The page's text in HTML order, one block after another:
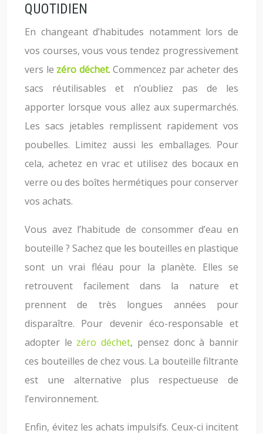
QUOTIDIEN
En changeant d’habitudes notamment lors de
vos courses, vous vous tendez progressivement
vers le zéro déchet. Commencez par acheter des
sacs réutilisables et n’oubliez pas de les
apporter lorsque vous allez aux supermarchés.
Les sacs jetables remplissent rapidement vos
poubelles. Limitez aussi les emballages. Pour
cela, achetez en vrac et utilisez des bocaux en
verre ou des boîtes hermétiques pour conserver
vos achats.
Vous avez l’habitude de consommer d’eau en
bouteille ? Sachez que les bouteilles en plastique
sont un vrai fléau pour la planète. Elles se
retrouvent facilement dans la nature et
prennent de très longues années pour
disparaître. Pour devenir éco-responsable et
adopter le zéro déchet, pensez donc à bannir
ces bouteilles de chez vous. La bouteille filtrante
est une alternative plus respectueuse de
l’environnement.
Enfin, évitez les achats impulsifs. Ceux-ci incitent